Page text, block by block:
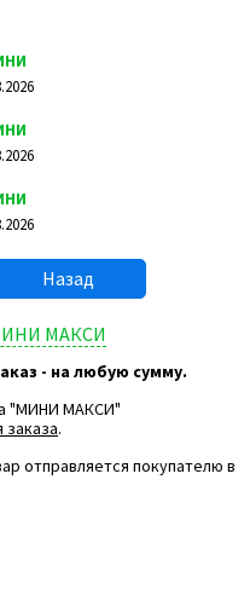
Назад
МИНИ МАКСИ
- на любую сумму.
"МИНИ МАКСИ"
.
отправляется покупателю в